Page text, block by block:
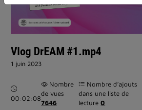
Vlog DrEAM #1.mp4
1 juin 2023
Durée :
00:02:08
Nombre
de vues
7646
Nombre d’ajouts
dans une liste de
lecture0